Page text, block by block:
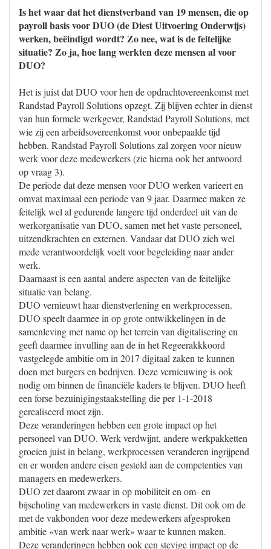
Is het waar dat het dienstverband van 19 mensen, die op
payroll basis voor DUO (de Diest Uitvoering Onderwijs)
werken, beëindigd wordt? Zo nee, wat is de feitelijke
situatie? Zo ja, hoe lang werkten deze mensen al voor
DUO?
Het is juist dat DUO voor hen de opdrachtovereenkomst met
Randstad Payroll Solutions opzegt. Zij blijven echter in dienst
van hun formele werkgever, Randstad Payroll Solutions, met
wie zij een arbeidsovereenkomst voor onbepaalde tijd
hebben. Randstad Payroll Solutions zal zorgen voor nieuw
werk voor deze medewerkers (zie hierna ook het antwoord
op vraag 3).
De periode dat deze mensen voor DUO werken varieert en
omvat maximaal een periode van 9 jaar. Daarmee maken ze
feitelijk wel al gedurende langere tijd onderdeel uit van de
werkorganisatie van DUO, samen met het vaste personeel,
uitzendkrachten en externen. Vandaar dat DUO zich wel
mede verantwoordelijk voelt voor begeleiding naar ander
werk.
Daarnaast is een aantal andere aspecten van de feitelijke
situatie van belang.
DUO vernieuwt haar dienstverlening en werkprocessen.
DUO speelt daarmee in op grote ontwikkelingen in de
samenleving met name op het terrein van digitalisering en
geeft daarmee invulling aan de in het Regeerakkkoord
vastgelegde ambitie om in 2017 digitaal zaken te kunnen
doen met burgers en bedrijven. Deze vernieuwing is ook
nodig om binnen de financiële kaders te blijven. DUO heeft
een forse bezuinigingstaakstelling die per 1-1-2018
gerealiseerd moet zijn.
Deze veranderingen hebben een grote impact op het
personeel van DUO. Werk verdwijnt, andere werkpakketten
groeien juist in belang, werkprocessen veranderen ingrijpend
en er worden andere eisen gesteld aan de competenties van
managers en medewerkers.
DUO zet daarom zwaar in op mobiliteit en om- en
bijscholing van medewerkers in vaste dienst. Dit ook om de
met de vakbonden voor deze medewerkers afgesproken
ambitie «van werk naar werk» waar te kunnen maken.
Deze veranderingen hebben ook een stevige impact op de